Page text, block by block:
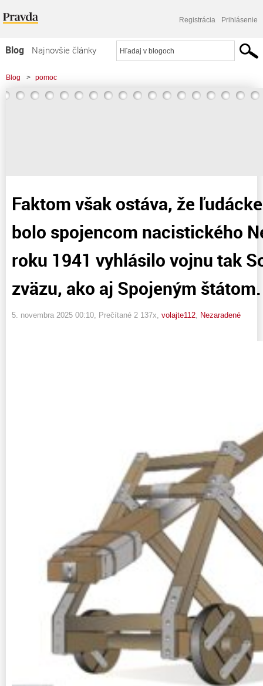
Registrácia Prihlásenie
Blog
Najnovšie články
Najčítanejšie články
Najkomentovanejšie články
Blog > pomoc
> Faktom však ostáva, že ľudácke Slovensko bolo spojencom nacistického
Faktom však ostáva, že
bolo spojencom nacistického
roku 1941 vyhlásilo vojnu tak
zväzu, ako aj Spojeným
5. novembra 2025 00:10 , Prečítané 2 137x, volajte112 Nezaradené